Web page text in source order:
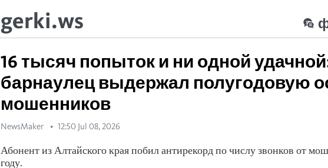
gerki.ws
16 тысяч попыток и ни одной
барнаулец выдержал полугодовую
мошенников
NewsMaker 12:50 Jul 08, 2026
Абонент из Алтайского края побил антирекорд по числу звонков от
году.